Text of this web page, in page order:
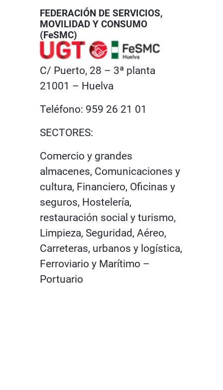
FEDERACIÓN DE SERVICIOS,
MOVILIDAD Y CONSUMO
(FeSMC)
C/ Puerto, 28 – 3ª planta
21001 – Huelva
Teléfono: 959 26 21 01
SECTORES:
Comercio y grandes
almacenes, Comunicaciones y
cultura, Financiero, Oficinas y
seguros, Hostelería,
restauración social y turismo,
Limpieza, Seguridad, Aéreo,
Carreteras, urbanos y logística,
Ferroviario y Marítimo –
Portuario